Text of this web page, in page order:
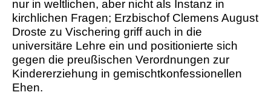
nur in weltlichen, aber nicht als Instanz in
kirchlichen Fragen; Erzbischof Clemens August
Droste zu Vischering griff auch in die
universitäre Lehre ein und positionierte sich
gegen die preußischen Verordnungen zur
Kindererziehung in gemischtkonfessionellen
Ehen.